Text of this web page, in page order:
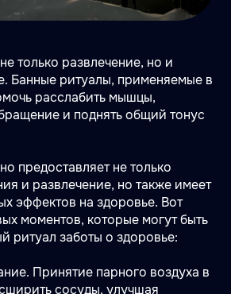
только развлечение, но и
Банные ритуалы, применяемые в
расслабить мышцы,
и поднять общий тонус
предоставляет не только
и развлечение, но также имеет
эффектов на здоровье. Вот
моментов, которые могут быть
ритуал заботы о здоровье:
Принятие парного воздуха в
сосуды, улучшая